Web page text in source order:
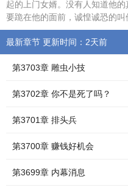
起的上门女婿。没有人知道他
要跪在他的面前，诚惶诚恐的叫
最新章节 更新时间：2天前
第3703章 雕虫小技
第3702章 你不是死了吗？
第3701章 排头兵
第3700章 赚钱好机会
第3699章 内幕消息